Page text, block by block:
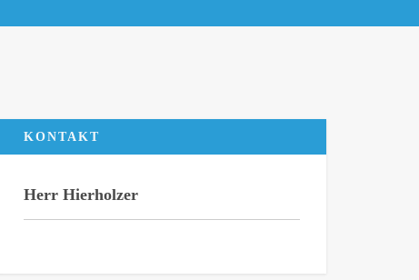
KONTAKT
Herr Hierholzer